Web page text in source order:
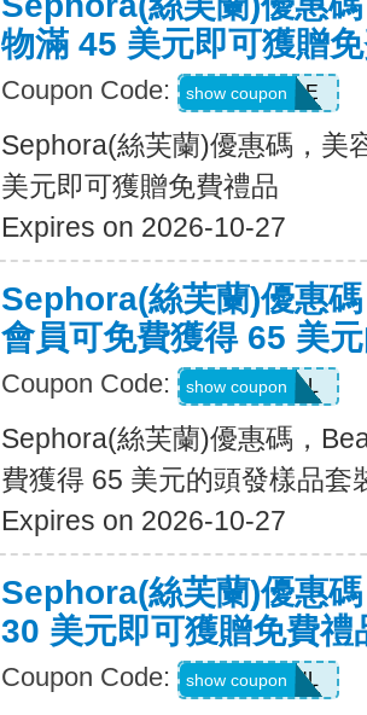
物滿 45 美元即可獲贈
Coupon Code: GETSAMPLE
show coupon
Sephora(絲芙蘭)優惠碼，美
美元即可獲贈免費禮品
Expires on 2026-10-27
Sephora(絲芙蘭)優惠
會員可免費獲得 65 美
Coupon Code: TRYITALL
show coupon
Sephora(絲芙蘭)優惠碼，
費獲得 65 美元的頭發樣品套
Expires on 2026-10-27
Sephora(絲芙蘭)優惠
30 美元即可獲贈免費禮
Coupon Code: JEANPAUL
show coupon